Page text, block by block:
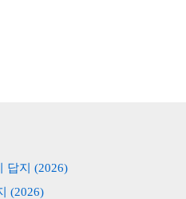
답지 (2026)
(2026)